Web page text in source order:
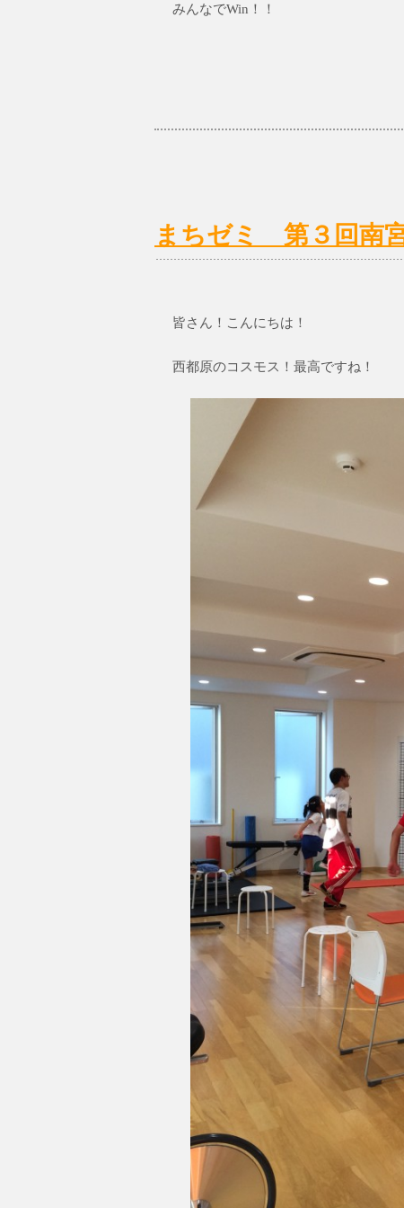
みんなでWin！！
まちゼミ 第３回南
皆さん！こんにちは！
西都原のコスモス！最高ですね！